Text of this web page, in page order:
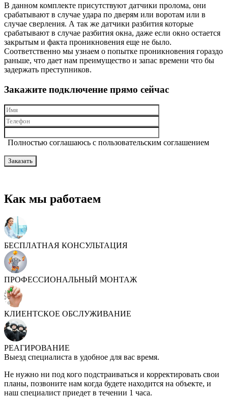
В данном комплекте присутствуют датчики пролома, они
срабатывают в случае удара по дверям или воротам или в
случае сверления. А так же датчики разбития которые
срабатывают в случае разбития окна, даже если окно остается
закрытым и факта проникновения еще не было.
Соответственно мы узнаем о попытке проникновения гораздо
раньше, что дает нам преимущество и запас времени что бы
задержать преступников.
Закажите подключение прямо сейчас
Полностью соглашаюсь с пользовательским соглашением
Как мы работаем
БЕСПЛАТНАЯ КОНСУЛЬТАЦИЯ
ПРОФЕССИОНАЛЬНЫЙ МОНТАЖ
КЛИЕНТСКОЕ ОБСЛУЖИВАНИЕ
РЕАГИРОВАНИЕ
Выезд специалиста в удобное для вас время.
Не нужно ни под кого подстраиваться и корректировать свои
планы, позвоните нам когда будете находится на объекте, и
наш специалист приедет в течении 1 часа.